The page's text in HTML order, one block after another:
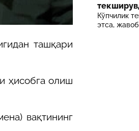
ташқари
ҳисобга олиш
вақтининг
харитаси
этса
Кўпчилик
этса,